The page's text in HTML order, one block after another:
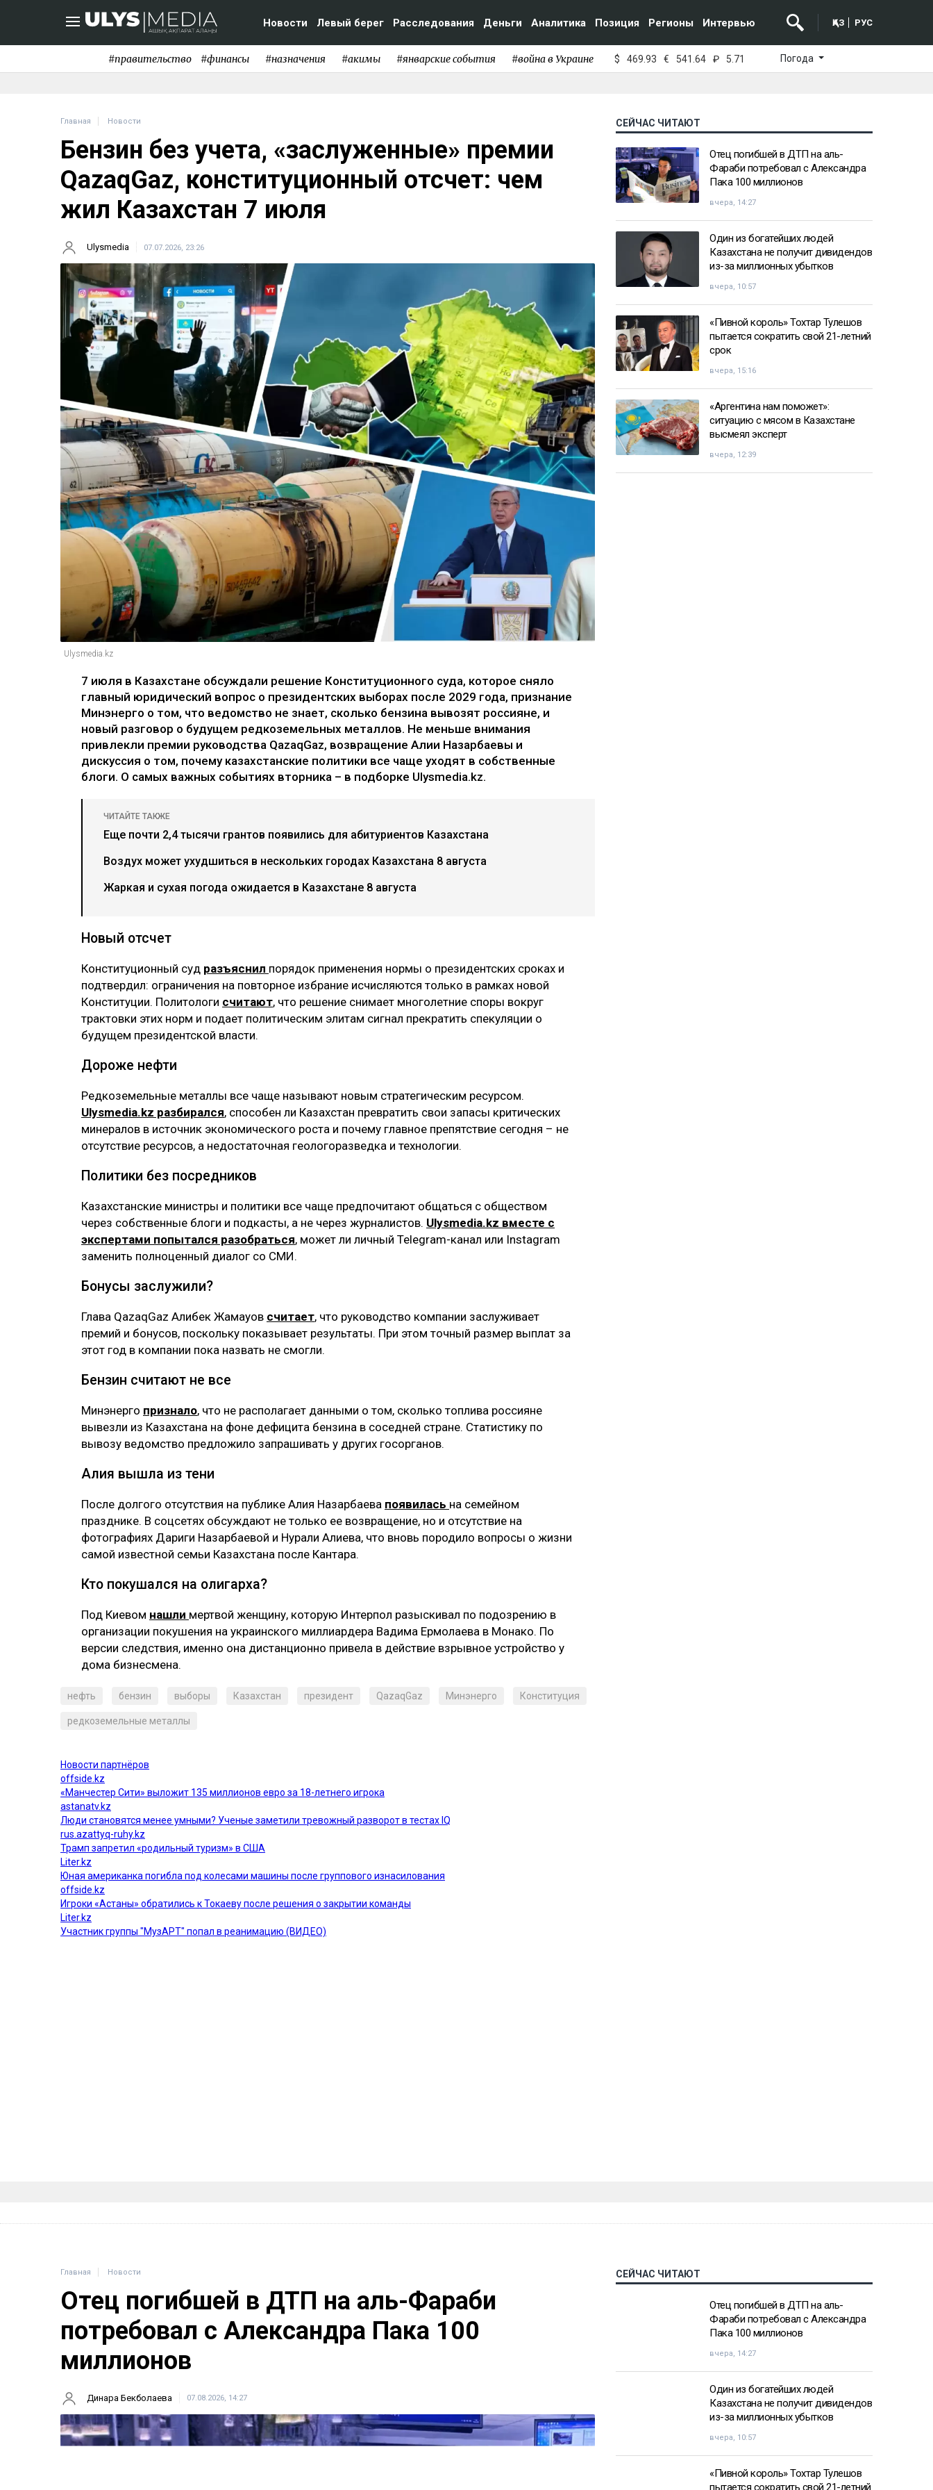
Новости Левый берег Расследования Деньги Аналитика Позиция Регионы Интервью ҚАЗ РУС
#правительство #финансы #назначения #акимы #январские события #война в Украине $ 469.93 € 541.64 ₽ 5.71 Погода
Главная Новости
Бензин без учета, «заслуженные» премии
QazaqGaz, конституционный отсчет: чем
жил Казахстан 7 июля
Ulysmedia 07.07.2026, 23:26
Ulysmedia.kz
7 июля в Казахстане обсуждали решение Конституционного суда, которое сняло
главный юридический вопрос о президентских выборах после 2029 года, признание
Минэнерго о том, что ведомство не знает, сколько бензина вывозят россияне, и
новый разговор о будущем редкоземельных металлов. Не меньше внимания
привлекли премии руководства QazaqGaz, возвращение Алии Назарбаевы и
дискуссия о том, почему казахстанские политики все чаще уходят в собственные
блоги. О самых важных событиях вторника – в подборке Ulysmedia.kz.
ЧИТАЙТЕ ТАКЖЕ
Еще почти 2,4 тысячи грантов появились для абитуриентов Казахстана
Воздух может ухудшиться в нескольких городах Казахстана 8 августа
Жаркая и сухая погода ожидается в Казахстане 8 августа
Новый отсчет
Конституционный суд разъяснил порядок применения нормы о президентских сроках и
подтвердил: ограничения на повторное избрание исчисляются только в рамках новой
Конституции. Политологи считают, что решение снимает многолетние споры вокруг
трактовки этих норм и подает политическим элитам сигнал прекратить спекуляции о
будущем президентской власти.
Дороже нефти
Редкоземельные металлы все чаще называют новым стратегическим ресурсом.
Ulysmedia.kz разбирался, способен ли Казахстан превратить свои запасы критических
минералов в источник экономического роста и почему главное препятствие сегодня – не
отсутствие ресурсов, а недостаточная геологоразведка и технологии.
Политики без посредников
Казахстанские министры и политики все чаще предпочитают общаться с обществом
через собственные блоги и подкасты, а не через журналистов. Ulysmedia.kz вместе с
экспертами попытался разобраться, может ли личный Telegram-канал или Instagram
заменить полноценный диалог со СМИ.
Бонусы заслужили?
Глава QazaqGaz Алибек Жамауов считает, что руководство компании заслуживает
премий и бонусов, поскольку показывает результаты. При этом точный размер выплат за
этот год в компании пока назвать не смогли.
Бензин считают не все
Минэнерго признало, что не располагает данными о том, сколько топлива россияне
вывезли из Казахстана на фоне дефицита бензина в соседней стране. Статистику по
вывозу ведомство предложило запрашивать у других госорганов.
Алия вышла из тени
После долгого отсутствия на публике Алия Назарбаева появилась на семейном
празднике. В соцсетях обсуждают не только ее возвращение, но и отсутствие на
фотографиях Дариги Назарбаевой и Нурали Алиева, что вновь породило вопросы о жизни
самой известной семьи Казахстана после Кантара.
Кто покушался на олигарха?
Под Киевом нашли мертвой женщину, которую Интерпол разыскивал по подозрению в
организации покушения на украинского миллиардера Вадима Ермолаева в Монако. По
версии следствия, именно она дистанционно привела в действие взрывное устройство у
дома бизнесмена.
нефть бензин выборы Казахстан президент QazaqGaz Минэнерго Конституция
редкоземельные металлы
СЕЙЧАС ЧИТАЮТ
Отец погибшей в ДТП на аль-
Фараби потребовал с Александра
Пака 100 миллионов
вчера, 14:27
Один из богатейших людей
Казахстана не получит дивидендов
из-за миллионных убытков
вчера, 10:57
«Пивной король» Тохтар Тулешов
пытается сократить свой 21-летний
срок
вчера, 15:16
«Аргентина нам поможет»:
ситуацию с мясом в Казахстане
высмеял эксперт
вчера, 12:39
Главная Новости
Отец погибшей в ДТП на аль-Фараби
потребовал с Александра Пака 100
миллионов
Динара Бекболаева 07.08.2026, 14:27
СЕЙЧАС ЧИТАЮТ
Отец погибшей в ДТП на аль-
Фараби потребовал с Александра
Пака 100 миллионов
вчера, 14:27
Один из богатейших людей
Казахстана не получит дивидендов
из-за миллионных убытков
вчера, 10:57
«Пивной король» Тохтар Тулешов
пытается сократить свой 21-летний